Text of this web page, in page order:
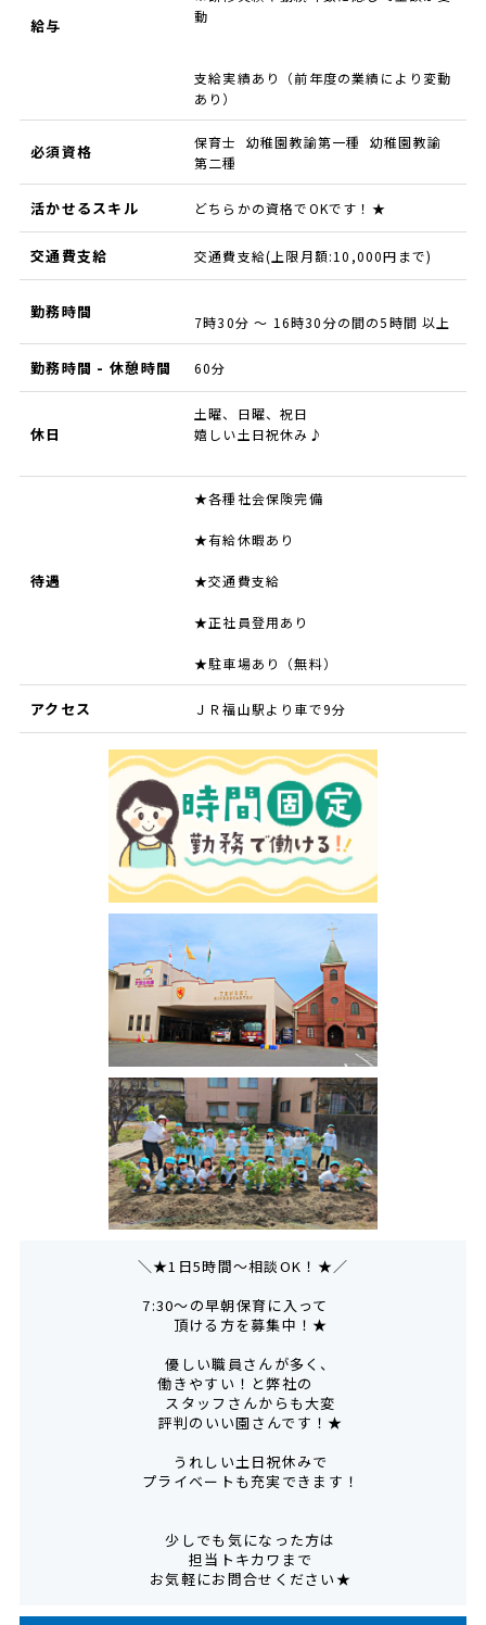
給与
動
支給実績あり（前年度の業績により変動
あり）
必須資格
保育士 幼稚園教諭第一種 幼稚園教諭
第二種
活かせるスキル どちらかの資格でOKです！★
交通費支給 交通費支給(上限月額:10,000円まで)
勤務時間
7時30分 ～ 16時30分の間の5時間 以上
勤務時間 - 休憩時間 60分
休日
土曜、日曜、祝日
嬉しい土日祝休み♪
待遇
★各種社会保険完備
★有給休暇あり
★交通費支給
★正社員登用あり
★駐車場あり（無料）
アクセス ＪＲ福山駅より車で9分
＼★1日5時間～相談OK！★／
7:30～の早朝保育に入って
頂ける方を募集中！★
優しい職員さんが多く、
働きやすい！と弊社の
スタッフさんからも大変
評判のいい園さんです！★
うれしい土日祝休みで
プライベートも充実できます！
少しでも気になった方は
担当トキカワまで
お気軽にお問合せください★